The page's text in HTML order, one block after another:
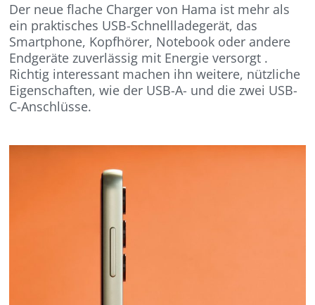
Der neue flache Charger von Hama ist mehr als
ein praktisches USB-Schnellladegerät, das
Smartphone, Kopfhörer, Notebook oder andere
Endgeräte zuverlässig mit Energie versorgt .
Richtig interessant machen ihn weitere, nützliche
Eigenschaften, wie der USB-A- und die zwei USB-
C-Anschlüsse.